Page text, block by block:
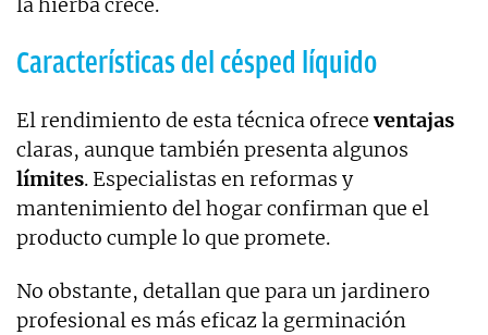
Características del césped líquido
El rendimiento de esta técnica ofreceventajas
claras, aunque también presenta algunos
límites. Especialistas en reformas y
mantenimiento del hogar confirman que el
producto cumple lo que promete.
No obstante, detallan que para un jardinero
profesional es más eficaz la germinación